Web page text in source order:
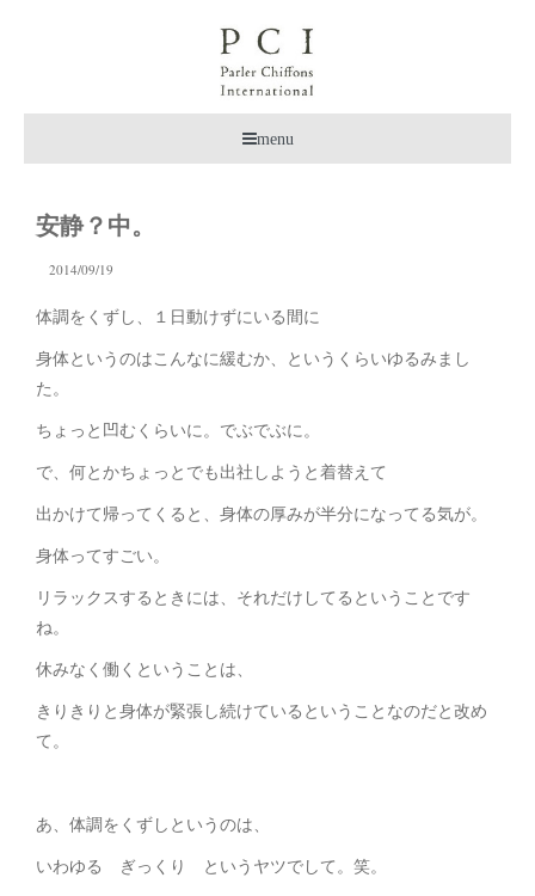
menu
安静？中。
2014/09/19
体調をくずし、１日動けずにいる間に
身体というのはこんなに緩むか、というくらいゆるみまし
た。
ちょっと凹むくらいに。でぶでぶに。
で、何とかちょっとでも出社しようと着替えて
出かけて帰ってくると、身体の厚みが半分になってる気が。
身体ってすごい。
リラックスするときには、それだけしてるということです
ね。
休みなく働くということは、
きりきりと身体が緊張し続けているということなのだと改め
て。
あ、体調をくずしというのは、
いわゆる ぎっくり というヤツでして。笑。